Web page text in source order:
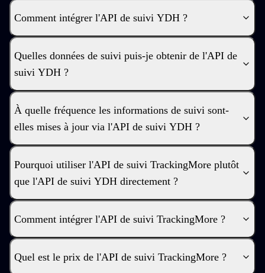
Comment intégrer l'API de suivi YDH ?
Quelles données de suivi puis-je obtenir de l'API de
suivi YDH ?
À quelle fréquence les informations de suivi sont-
elles mises à jour via l'API de suivi YDH ?
Pourquoi utiliser l'API de suivi TrackingMore plutôt
que l'API de suivi YDH directement ?
Comment intégrer l'API de suivi TrackingMore ?
Quel est le prix de l'API de suivi TrackingMore ?